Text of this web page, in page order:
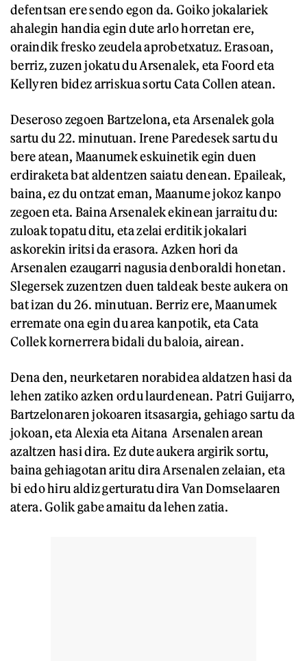
defentsan ere sendo egon da. Goiko jokalariek
ahalegin handia egin dute arlo horretan ere,
oraindik fresko zeudela aprobetxatuz. Erasoan,
berriz, zuzen jokatu du Arsenalek, eta Foord eta
Kellyren bidez arriskua sortu Cata Collen atean.
Deseroso zegoen Bartzelona, eta Arsenalek gola
sartu du 22. minutuan. Irene Paredesek sartu du
bere atean, Maanumek eskuinetik egin duen
erdiraketa bat aldentzen saiatu denean. Epaileak,
baina, ez du ontzat eman, Maanume jokoz kanpo
zegoen eta. Baina Arsenalek ekinean jarraitu du:
zuloak topatu ditu, eta zelai erditik jokalari
askorekin iritsi da erasora. Azken hori da
Arsenalen ezaugarri nagusia denboraldi honetan.
Slegersek zuzentzen duen taldeak beste aukera on
bat izan du 26. minutuan. Berriz ere, Maanumek
erremate ona egin du area kanpotik, eta Cata
Collek kornerrera bidali du baloia, airean.
Dena den, neurketaren norabidea aldatzen hasi da
lehen zatiko azken ordu laurdenean. Patri Guijarro,
Bartzelonaren jokoaren itsasargia, gehiago sartu da
jokoan, eta Alexia eta Aitana Arsenalen arean
azaltzen hasi dira. Ez dute aukera argirik sortu,
baina gehiagotan aritu dira Arsenalen zelaian, eta
bi edo hiru aldiz gerturatu dira Van Domselaaren
atera. Golik gabe amaitu da lehen zatia.